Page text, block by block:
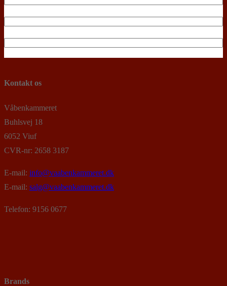
Kontakt os
Våbenkammeret
Buhlsvej 18
6052 Viuf
CVR-nr: 2658 3187
E-mail: info@vaabenkammeret.dk
E-mail: salg@vaabenkammeret.dk
Telefon: 9156 0677
Brands